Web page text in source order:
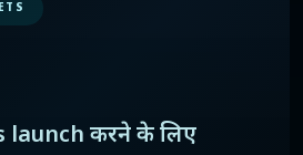
करने के लिए